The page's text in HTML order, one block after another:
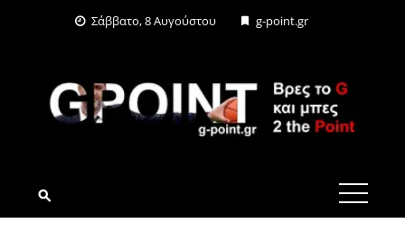
Σάββατο, 8 Αυγούστου g-point.gr
G-POINT.GR